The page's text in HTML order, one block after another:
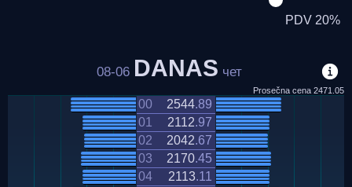
PDV 20%
08-06 DANAS чет
Prosečna cena 2471.05
00 2544.89
01
2112.97
02
2042.67
03
2170.45
04
2113.11